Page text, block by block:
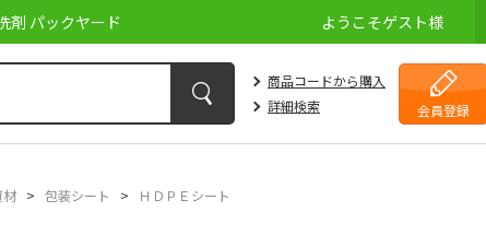
剤 パックヤード ようこそゲスト様
商品コードから購入
詳細検索
会員登録
材 > 包装シート > ＨＤＰＥシート